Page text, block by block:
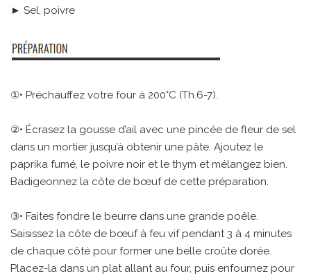
► Sel, poivre
①• Préchauffez votre four à 200°C (Th.6-7).
②• Écrasez la gousse d’ail avec une pincée de fleur de sel
dans un mortier jusqu’à obtenir une pâte. Ajoutez le
paprika fumé, le poivre noir et le thym et mélangez bien.
Badigeonnez la côte de bœuf de cette préparation.
③• Faites fondre le beurre dans une grande poêle.
Saisissez la côte de bœuf à feu vif pendant 3 à 4 minutes
de chaque côté pour former une belle croûte dorée.
Placez-la dans un plat allant au four, puis enfournez pour